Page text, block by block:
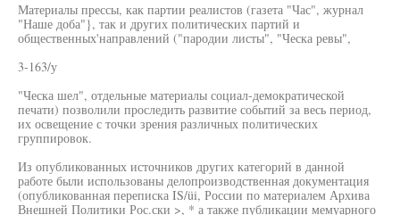
Материалы прессы, как партии реалистов (газета "Час", журнал
"Наше доба"}, так и других политических партий и
общественных'направлений ("пародии листы", "Ческа ревы",
3-163/у
"Ческа шел", отдельные материалы социал-демократической
печати) позволили проследить развитие событий за весь период,
их освещение с точки зрения различных политических
группировок.
Из опубликованных источников других категорий в данной
работе были использованы делопроизводственная документация
(опубликованная переписка IS/üi, России по материалем Архива
Внешней Политики Рос.ски >, * а также публикации мемуарного